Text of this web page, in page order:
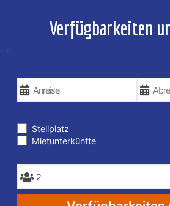
Verfügbarkeiten
Stellplatz
Mietunterkünfte